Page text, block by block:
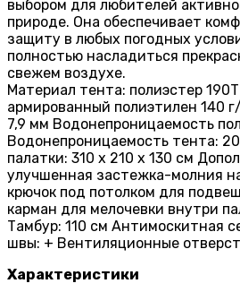
выбором для любителей
природе. Она обеспечивает
защиту в любых погодных
полностью насладиться
свежем воздухе.
Материал тента: полиэстер
армированный полиэтилен 140
7,9 мм Водонепроницаемость
Водонепроницаемость тента:
палатки: 310 х 210 х 130 см
улучшенная застежка-молния
крючок под потолком для
карман для мелочевки внутри
Тамбур: 110 см Антимоскитная
швы: + Вентиляционные
Характеристики